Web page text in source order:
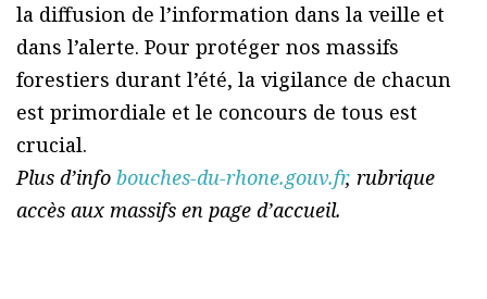
la diffusion de l’information dans la veille et
dans l’alerte. Pour protéger nos massifs
forestiers durant l’été, la vigilance de chacun
est primordiale et le concours de tous est
crucial.
Plus d’info bouches-du-rhone.gouv.fr, rubrique
accès aux massifs en page d’accueil.